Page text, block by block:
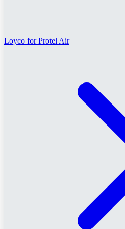
Loyco for Protel Air